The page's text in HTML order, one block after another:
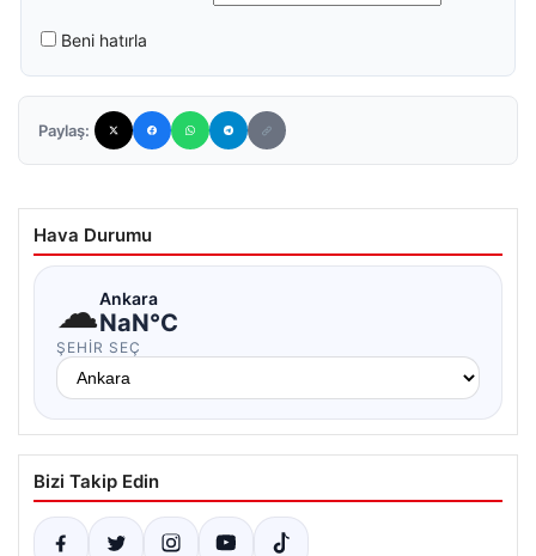
Beni hatırla
Paylaş:
Hava Durumu
☁Ankara
NaN°C
ŞEHIR SEÇ
Bizi Takip Edin